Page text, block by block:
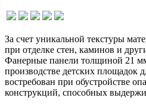
За счет уникальной текстуры
при отделке стен, каминов и
Фанерные панели толщиной 21
производстве детских площадок
востребован при обустройстве
конструкций, способных